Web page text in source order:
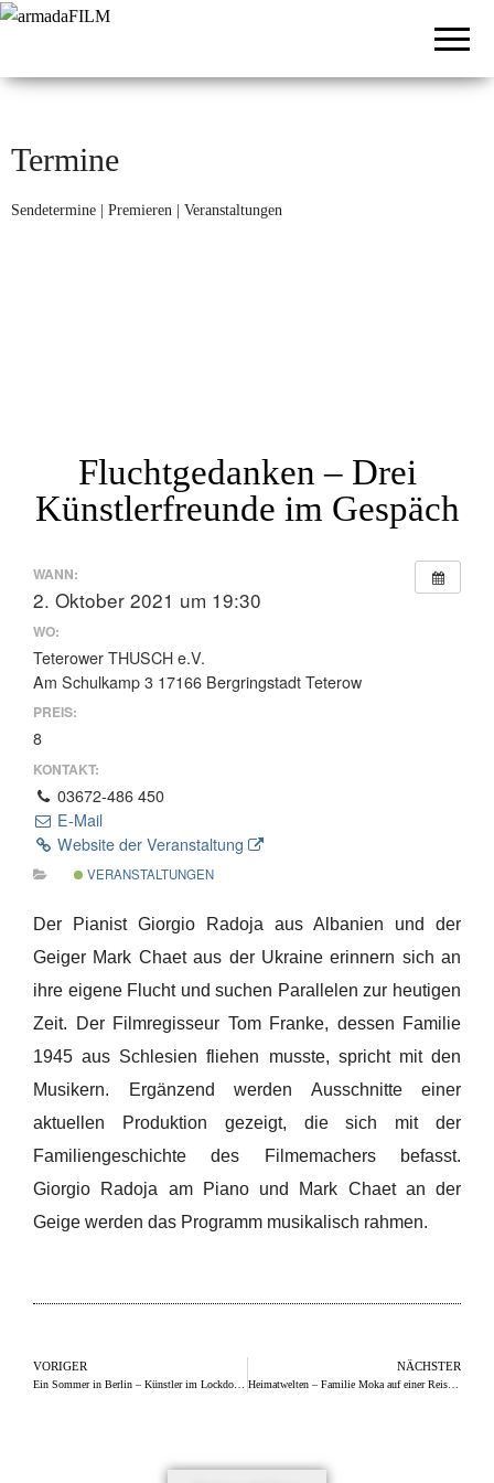
Termine
Sendetermine | Premieren | Veranstaltungen
Fluchtgedanken – Drei
Künstlerfreunde im Gespäch
WANN:
2. Oktober 2021 um 19:30
WO:
Teterower THUSCH e.V.
Am Schulkamp 3 17166 Bergringstadt Teterow
PREIS:
8
KONTAKT:
03672-486 450
E-Mail
Website der Veranstaltung
VERANSTALTUNGEN
Der Pianist Giorgio Radoja aus Albanien und der
Geiger Mark Chaet aus der Ukraine erinnern sich an
ihre eigene Flucht und suchen Parallelen zur heutigen
Zeit. Der Filmregisseur Tom Franke, dessen Familie
1945 aus Schlesien fliehen musste, spricht mit den
Musikern. Ergänzend werden Ausschnitte einer
aktuellen Produktion gezeigt, die sich mit der
Familiengeschichte des Filmemachers befasst.
Giorgio Radoja am Piano und Mark Chaet an der
Geige werden das Programm musikalisch rahmen.
VORIGER NÄCHSTER
Heimatwelten – Familie Moka auf einer Reise in die Vergangenheit